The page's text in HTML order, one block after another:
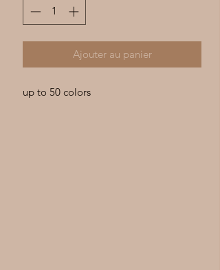
Ajouter au panier
up to 50 colors